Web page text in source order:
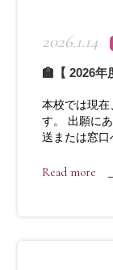
2026.1.14
🏫【 2026
本校では現在
す。 出願に
送または窓口
Read more